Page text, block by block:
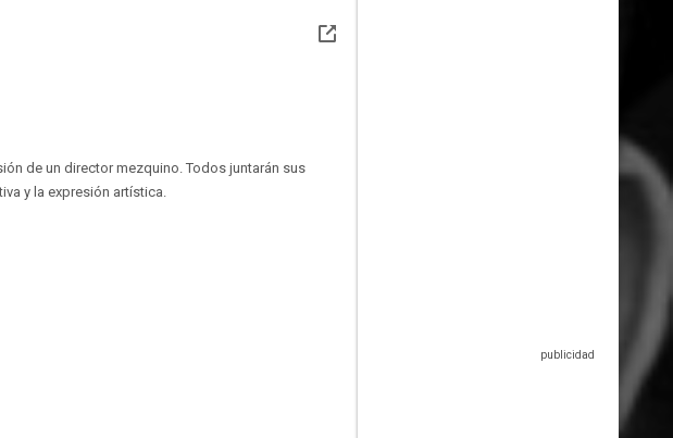
de un director mezquino. Todos juntarán sus
y la expresión artística.